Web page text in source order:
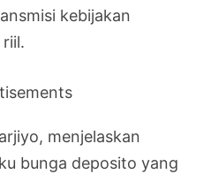
kebijakan
menjelaskan
bunga deposito yang